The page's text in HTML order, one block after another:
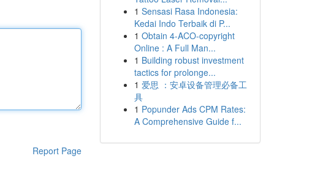
Report Page
1 Sensasi Rasa Indonesia:
Kedai Indo Terbaik di P...
1 Obtain 4-ACO-copyright
Online : A Full Man...
1 Building robust investment
tactics for prolonge...
1 爱思 ：安卓设备管理必备工
具
1 Popunder Ads CPM Rates:
A Comprehensive Guide f...